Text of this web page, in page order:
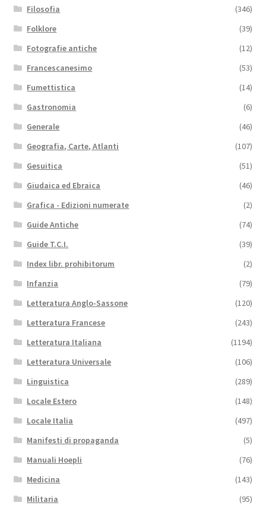
Filosofia
(346)
Folklore
(39)
Fotografie antiche
(12)
Francescanesimo
(53)
Fumettistica
(14)
Gastronomia
(6)
Generale
(46)
Geografia, Carte, Atlanti
(107)
Gesuitica
(51)
Giudaica ed Ebraica
(46)
Grafica - Edizioni numerate
(2)
Guide Antiche
(74)
Guide T.C.I.
(39)
Index libr. prohibitorum
(2)
Infanzia
(79)
Letteratura Anglo-Sassone
(120)
Letteratura Francese
(243)
Letteratura Italiana
(1194)
Letteratura Universale
(106)
Linguistica
(289)
Locale Estero
(148)
Locale Italia
(497)
Manifesti di propaganda
(5)
Manuali Hoepli
(76)
Medicina
(143)
Militaria
(95)